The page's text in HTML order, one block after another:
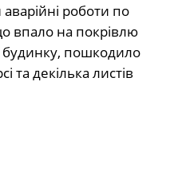
роботи по
впало на покрівлю
будинку, пошкодило
та декілька листів